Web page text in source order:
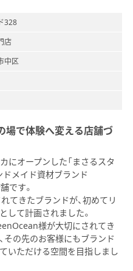
328
店
中区
場で体験へ変える店舗づ
にオープンした「まさるスタ
ドメイド資材ブランド
です。
てきたブランドが、初めてリ
して計画されました。
様が大切にされてき
その先のお客様にもブランド
いただける空間を目指しまし